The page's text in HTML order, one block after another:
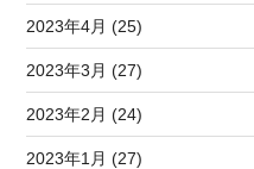
2023年4月 (25)
2023年3月 (27)
2023年2月 (24)
2023年1月 (27)